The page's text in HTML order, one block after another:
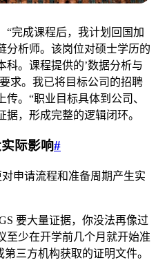
“完成课程后，我计划回国加
分析师。该岗位对硕士学历的
科。课程提供的’数据分析与
求。我已将目标公司的招聘
。“职业目标具体到公司、
，形成完整的逻辑闭环。
际影响#
申请流程和准备周期产生实
要大量证据，你没法再像过
至少在开学前几个月就开始准
三方机构获取的证明文件。